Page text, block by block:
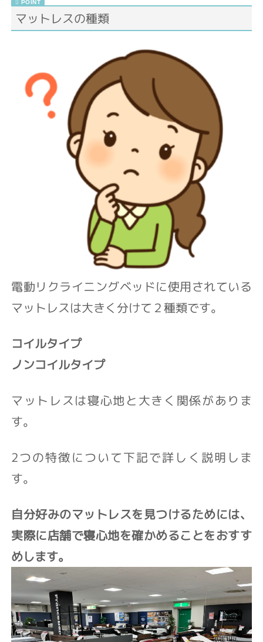
マットレスの種類
電動リクライニングベッドに使用されている
マットレスは大きく分けて２種類です。
コイルタイプ
ノンコイルタイプ
マットレスは寝心地と大きく関係がありま
す。
2つの特徴について下記で詳しく説明しま
す。
自分好みのマットレスを見つけるためには、
実際に店舗で寝心地を確かめることをおすす
めします。